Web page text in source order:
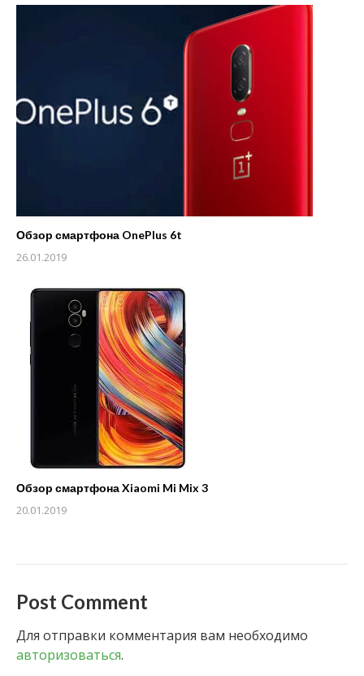
Обзор смартфона OnePlus 6t
26.01.2019
Обзор смартфона Xiaomi Mi Mix 3
20.01.2019
Post Comment
Для отправки комментария вам необходимо
авторизоваться.